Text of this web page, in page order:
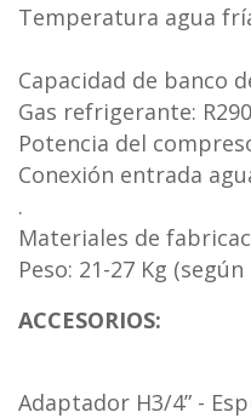
Temperatura agua
Capacidad de banco
Gas refrigerante:
Potencia del
Conexión entrada
.
Materiales de
Peso: 21-27 Kg
ACCESORIOS:
Adaptador H3/4” -